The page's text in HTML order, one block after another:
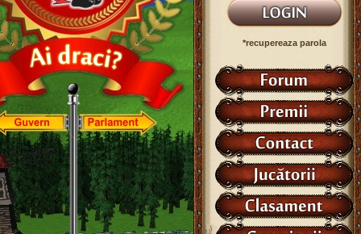
*recupereaza parola